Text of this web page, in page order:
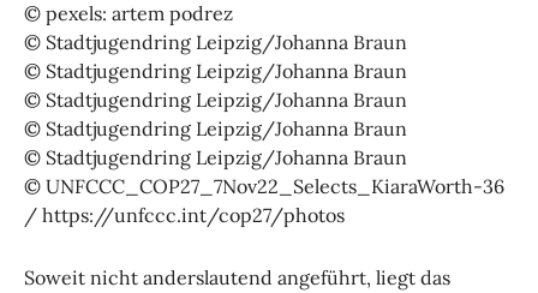
© pexels: artem podrez
© Stadtjugendring Leipzig/Johanna Braun
© Stadtjugendring Leipzig/Johanna Braun
© Stadtjugendring Leipzig/Johanna Braun
© Stadtjugendring Leipzig/Johanna Braun
© Stadtjugendring Leipzig/Johanna Braun
© UNFCCC_COP27_7Nov22_Selects_KiaraWorth-36
/ https://unfccc.int/cop27/photos
Soweit nicht anderslautend angeführt, liegt das